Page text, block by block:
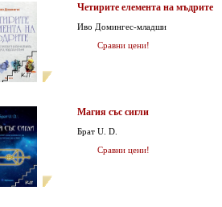
Четирите елемента на мъдрите
Иво Домингес-младши
Сравни цени!
Магия със сигли
Брат U. D.
Сравни цени!